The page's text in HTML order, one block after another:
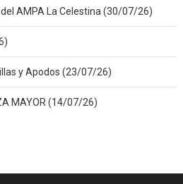
AMPA La Celestina (30/07/26)
y Apodos (23/07/26)
MAYOR (14/07/26)